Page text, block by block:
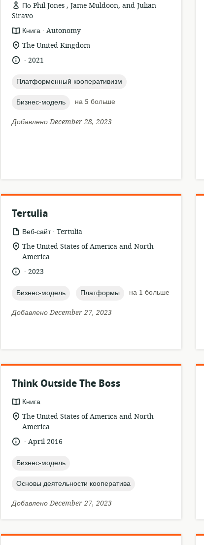
По Phil Jones , Jame Muldoon, and Julian
Siravo
формат
ресурса:
Книга .
издатель:
Autonomy
актуальное
местонахождение:
The United Kingdom
язык:
.
опубликовано
2021
topic:
Платформенный кооперативизм
topic:
Бизнес-модель
на 5 больше
Добавлено December 28, 2023
Tertulia
формат
ресурса:
Веб-сайт .
издатель:
Tertulia
актуальное
местонахождение:
The United States of America and North
America
язык:
.
опубликовано
2023
topic:
Бизнес-модель topic:
Платформы
на 1 больше
Добавлено December 27, 2023
Think Outside The Boss
формат
ресурса:
Книга
актуальное
местонахождение:
The United States of America and North
America
язык:
.
опубликовано
April 2016
topic:
Бизнес-модель
topic:
Основы деятельности кооператива
Добавлено December 27, 2023